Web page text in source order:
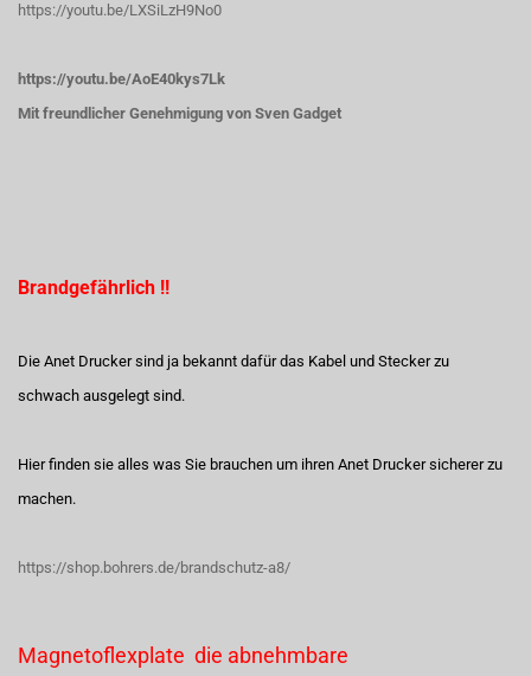
https://youtu.be/LXSiLzH9No0
https://youtu.be/AoE40kys7Lk
Mit freundlicher Genehmigung von Sven Gadget
Brandgefährlich !!
Die Anet Drucker sind ja bekannt dafür das Kabel und Stecker zu
schwach ausgelegt sind.
Hier finden sie alles was Sie brauchen um ihren Anet Drucker sicherer zu
machen.
https://shop.bohrers.de/brandschutz-a8/
Magnetoflexplate die abnehmbare